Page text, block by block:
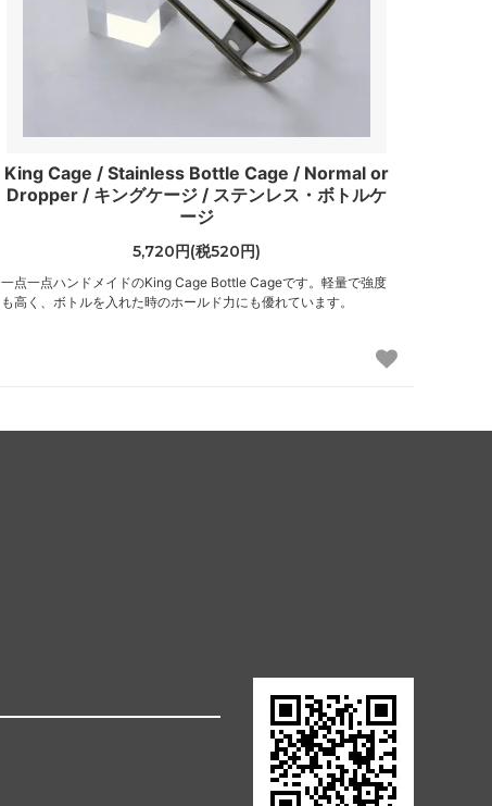
King Cage / Stainless Bottle Cage / Normal or
Dropper / キングケージ / ステンレス・ボトルケ
ージ
5,720円(税520円)
一点一点ハンドメイドのKing Cage Bottle Cageです。軽量で強度
も高く、ボトルを入れた時のホールド力にも優れています。